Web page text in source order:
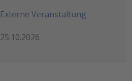
Externe Veranstaltung
25.10.2026